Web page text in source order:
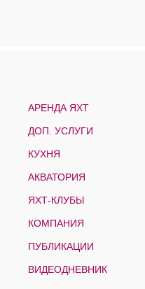
АРЕНДА ЯХТ
ДОП. УСЛУГИ
КУХНЯ
АКВАТОРИЯ
ЯХТ-КЛУБЫ
КОМПАНИЯ
ПУБЛИКАЦИИ
ВИДЕОДНЕВНИК